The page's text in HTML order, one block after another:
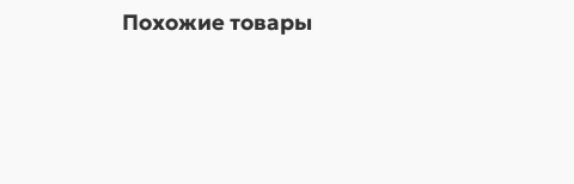
Похожие товары